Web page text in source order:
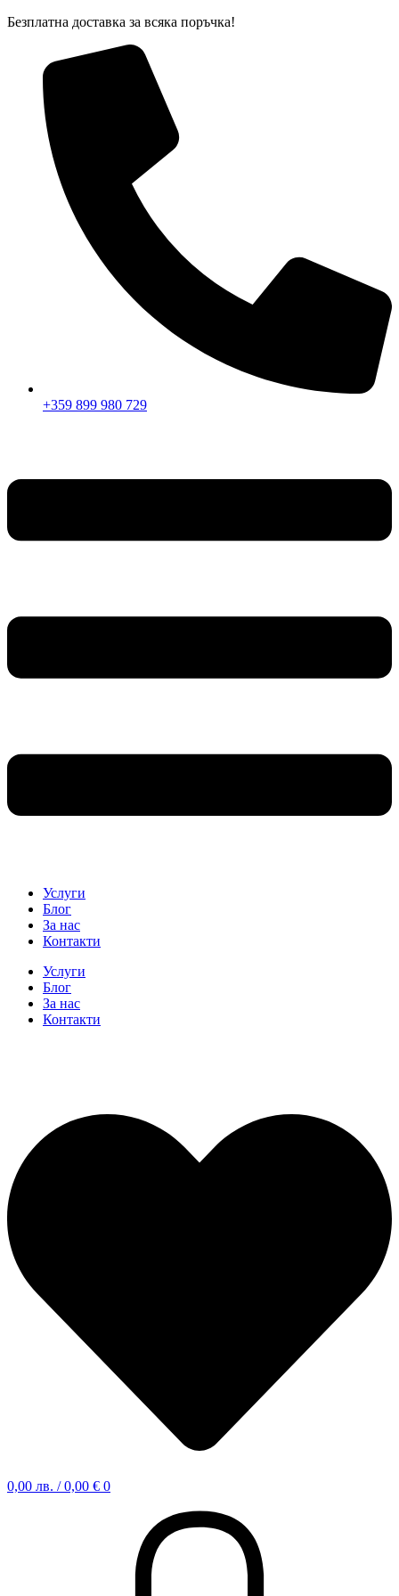
Skip
Безплатна доставка за всяка поръчка!
+359 899 980 729
Услуги
Блог
За нас
Контакти
Услуги
Блог
За нас
Контакти
0,00 лв. / 0,00 € 0